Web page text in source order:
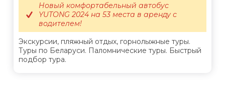
Экскурсии, пляжный отдых, горнолыжные туры.
Туры по Беларуси. Паломнические туры. Быстрый
подбор тура.
Новый комфортабельный автобус
YUTONG 2024 на 53 места в аренду с
водителем!